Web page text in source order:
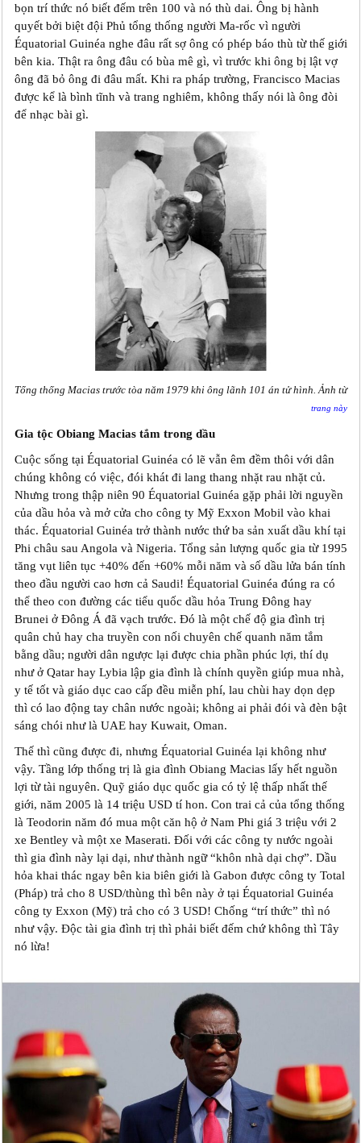
bọn trí thức nó biết đếm trên 100 và nó thù dai. Ông bị hành
quyết bởi biệt đội Phủ tổng thống người Ma-rốc vì người
Équatorial Guinéa nghe đâu rất sợ ông có phép báo thù từ thế giới
bên kia. Thật ra ông đâu có bùa mê gì, vì trước khi ông bị lật vợ
ông đã bỏ ông đi đâu mất. Khi ra pháp trường, Francisco Macias
được kể là bình tĩnh và trang nghiêm, không thấy nói là ông đòi
để nhạc bài gì.
Tổng thống Macias trước tòa năm 1979 khi ông lãnh 101 án tử hình. Ảnh từ
trang này
Gia tộc Obiang Macias tắm trong dầu
Cuộc sống tại Équatorial Guinéa có lẽ vẫn êm đềm thôi với dân
chúng không có việc, đói khát đi lang thang nhặt rau nhặt củ.
Nhưng trong thập niên 90 Équatorial Guinéa gặp phải lời nguyền
của dầu hỏa và mở cửa cho công ty Mỹ Exxon Mobil vào khai
thác. Équatorial Guinéa trở thành nước thứ ba sản xuất dầu khí tại
Phi châu sau Angola và Nigeria. Tổng sản lượng quốc gia từ 1995
tăng vụt liên tục +40% đến +60% mỗi năm và số dầu lửa bán tính
theo đầu người cao hơn cả Saudi! Équatorial Guinéa đúng ra có
thể theo con đường các tiểu quốc dầu hỏa Trung Đông hay
Brunei ở Đông Á đã vạch trước. Đó là một chế độ gia đình trị
quân chủ hay cha truyền con nối chuyên chế quanh năm tắm
bằng dầu; người dân ngược lại được chia phần phúc lợi, thí dụ
như ở Qatar hay Lybia lập gia đình là chính quyền giúp mua nhà,
y tế tốt và giáo dục cao cấp đều miễn phí, lau chùi hay dọn dẹp
thì có lao động tay chân nước ngoài; không ai phải đói và đèn bật
sáng chói như là UAE hay Kuwait, Oman.
Thế thì cũng được đi, nhưng Équatorial Guinéa lại không như
vậy. Tầng lớp thống trị là gia đình Obiang Macias lấy hết nguồn
lợi từ tài nguyên. Quỹ giáo dục quốc gia có tỷ lệ thấp nhất thế
giới, năm 2005 là 14 triệu USD tí hon. Con trai cả của tổng thống
là Teodorin năm đó mua một căn hộ ở Nam Phi giá 3 triệu với 2
xe Bentley và một xe Maserati. Đối với các công ty nước ngoài
thì gia đình này lại dại, như thành ngữ “khôn nhà dại chợ”. Dầu
hỏa khai thác ngay bên kia biên giới là Gabon được công ty Total
(Pháp) trả cho 8 USD/thùng thì bên này ở tại Équatorial Guinéa
công ty Exxon (Mỹ) trả cho có 3 USD! Chống “trí thức” thì nó
như vậy. Độc tài gia đình trị thì phải biết đếm chứ không thì Tây
nó lừa!